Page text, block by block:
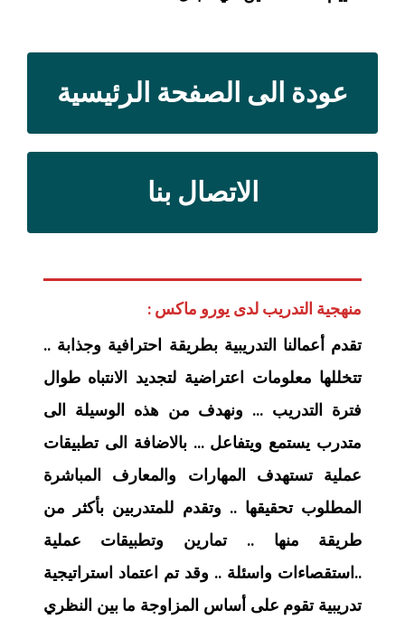
عودة الى الصفحة الرئيسية
الاتصال بنا
منهجية التدريب لدى يورو ماكس :
تقدم أعمالنا التدريبية بطريقة احترافية وجذابة ..
تتخللها معلومات اعتراضية لتجديد الانتباه طوال
فترة التدريب … ونهدف من هذه الوسيلة الى
متدرب يستمع ويتفاعل … بالاضافة الى تطبيقات
عملية تستهدف المهارات والمعارف المباشرة
المطلوب تحقيقها .. وتقدم للمتدربين بأكثر من
طريقة منها .. تمارين وتطبيقات عملية
..استقصاءات واسئلة .. وقد تم اعتماد استراتيجية
تدريبية تقوم على أساس المزاوجة ما بين النظري